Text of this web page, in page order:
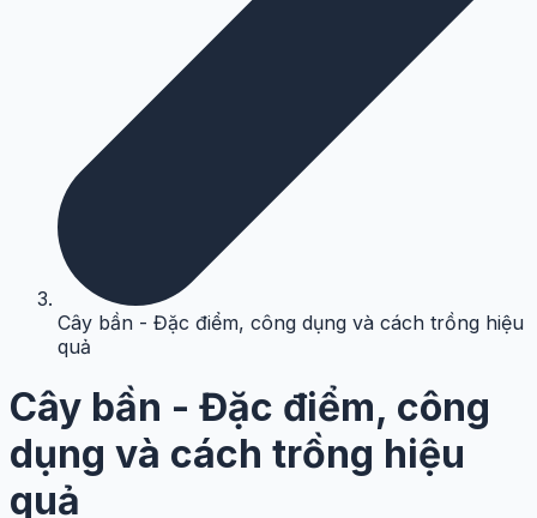
Cây bần - Đặc điểm, công dụng và cách trồng hiệu
quả
Cây bần - Đặc điểm, công
dụng và cách trồng hiệu
quả